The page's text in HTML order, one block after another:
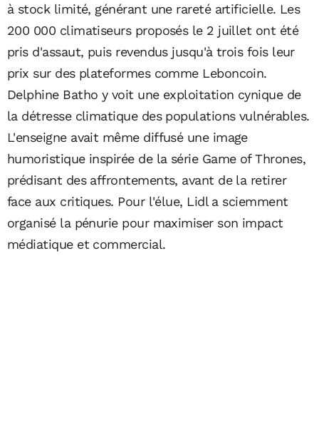
à stock limité, générant une rareté artificielle. Les
200 000 climatiseurs proposés le 2 juillet ont été
pris d'assaut, puis revendus jusqu'à trois fois leur
prix sur des plateformes comme Leboncoin.
Delphine Batho y voit une exploitation cynique de
la détresse climatique des populations vulnérables.
L'enseigne avait même diffusé une image
humoristique inspirée de la série Game of Thrones,
prédisant des affrontements, avant de la retirer
face aux critiques. Pour l'élue, Lidl a sciemment
organisé la pénurie pour maximiser son impact
médiatique et commercial.